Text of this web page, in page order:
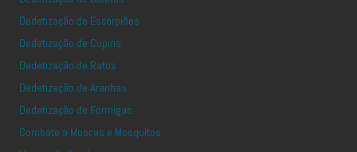
Dedetização de Escorpiões
Dedetização de Cupins
Dedetização de Ratos
Dedetização de Aranhas
Dedetização de Formigas
Combate a Moscas e Mosquitos